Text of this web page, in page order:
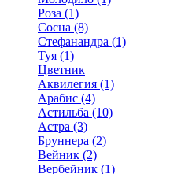
Роза (1)
Сосна (8)
Стефанандра (1)
Туя (1)
Цветник
Аквилегия (1)
Арабис (4)
Астильба (10)
Астра (3)
Бруннера (2)
Вейник (2)
Вербейник (1)